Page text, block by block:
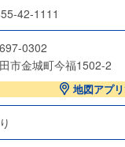
42-1111
0302
市金城町今福1502-2
地図アプ